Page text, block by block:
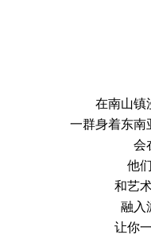
在南山镇
一群身着东南
会
他
和艺
融入
让你